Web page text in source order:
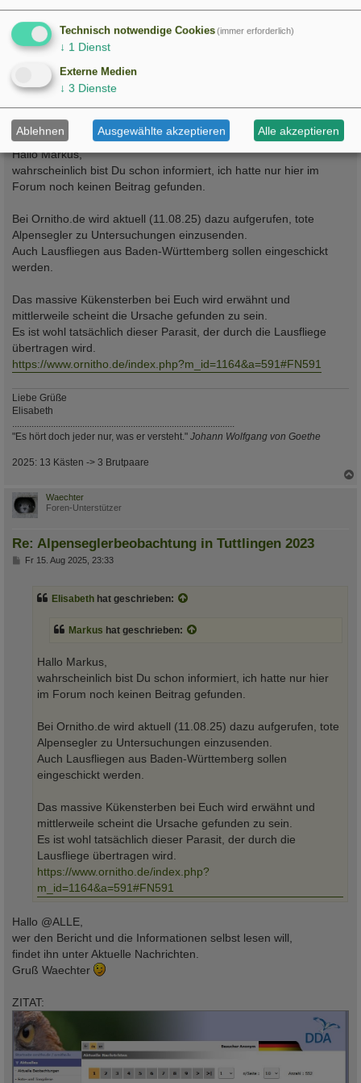
Sollte dies wirklich auch bei uns in Tuttlingen ursächlich
sein, wäre dies zwar noch kein Supergau aber doch ein
sehr ernstzunehmendes Problem.
LG
Markus
Hallo Markus,
wahrscheinlich bist Du schon informiert, ich hatte nur hier im
Forum noch keinen Beitrag gefunden.
Bei Ornitho.de wird aktuell (11.08.25) dazu aufgerufen, tote
Alpensegler zu Untersuchungen einzusenden.
Auch Lausfliegen aus Baden-Württemberg sollen eingeschickt
werden.
Das massive Kükensterben bei Euch wird erwähnt und
mittlerweile scheint die Ursache gefunden zu sein.
Es ist wohl tatsächlich dieser Parasit, der durch die Lausfliege
übertragen wird.
https://www.ornitho.de/index.php?m_id=1164&a=591#FN591
Liebe Grüße
Elisabeth
"Es hört doch jeder nur, was er versteht." Johann Wolfgang von Goethe
2025: 13 Kästen -> 3 Brutpaare
Waechter
Foren-Unterstützer
Re: Alpenseglerbeobachtung in Tuttlingen 2023
BFr 15. Aug 2025, 23:33
Elisabeth hat geschrieben:
Markus hat geschrieben:
Hallo Markus,
wahrscheinlich bist Du schon informiert, ich hatte nur hier
im Forum noch keinen Beitrag gefunden.
Bei Ornitho.de wird aktuell (11.08.25) dazu aufgerufen, tote
Alpensegler zu Untersuchungen einzusenden.
Auch Lausfliegen aus Baden-Württemberg sollen
eingeschickt werden.
Das massive Kükensterben bei Euch wird erwähnt und
mittlerweile scheint die Ursache gefunden zu sein.
Es ist wohl tatsächlich dieser Parasit, der durch die
Lausfliege übertragen wird.
https://www.ornitho.de/index.php?
m_id=1164&a=591#FN591
Hallo @ALLE,
wer den Bericht und die Informationen selbst lesen will,
findet ihn unter Aktuelle Nachrichten.
Gruß Waechter
ZITAT:
Technisch notwendige Cookies(immer erforderlich)
↓ 1 Dienst
Externe Medien
↓ 3 Dienste
Ablehnen Ausgewählte akzeptieren Alle akzeptieren